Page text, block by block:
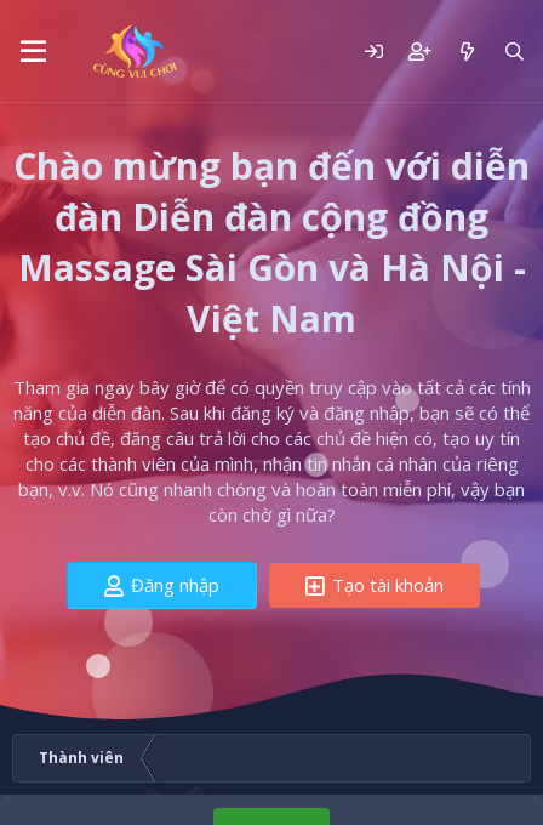
Chào mừng bạn đến với diễn
đàn Diễn đàn cộng đồng
Massage Sài Gòn và Hà Nội -
Việt Nam
Tham gia ngay bây giờ để có quyền truy cập vào tất cả các tính
năng của diễn đàn. Sau khi đăng ký và đăng nhập, bạn sẽ có thể
tạo chủ đề, đăng câu trả lời cho các chủ đề hiện có, tạo uy tín
cho các thành viên của mình, nhận tin nhắn cá nhân của riêng
bạn, v.v. Nó cũng nhanh chóng và hoàn toàn miễn phí, vậy bạn
còn chờ gì nữa?
Đăng nhập Tạo tài khoản
Thành viên